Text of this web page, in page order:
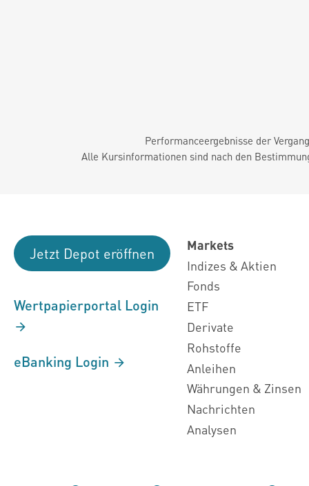
Performanceergebnisse der
Alle Kursinformationen sind nach den
Jetzt Depot eröffnen
Wertpapierportal Login
eBanking Login
Markets
Indizes & Aktien
Fonds
ETF
Derivate
Rohstoffe
Anleihen
Währungen & Zinsen
Nachrichten
Analysen